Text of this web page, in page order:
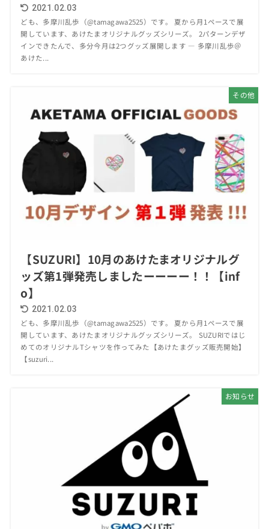
2021.02.03
ども、多摩川乱歩（@tamagawa2525）です。 夏から月1ペースで展
開しています、あけたまオリジナルグッズシリーズ。 2パターンデザ
インできたんで、多分今月は2つグッズ展開します — 多摩川乱歩＠
あけた...
その他
【SUZURI】10月のあけたまオリジナルグ
ッズ第1弾発売しましたーーーー！！【inf
o】
2021.02.03
ども、多摩川乱歩（@tamagawa2525）です。 夏から月1ペースで展
開しています、あけたまオリジナルグッズシリーズ。 SUZURIではじ
めてのオリジナルTシャツを作ってみた【あけたまグッズ販売開始】
【suzuri...
お知らせ